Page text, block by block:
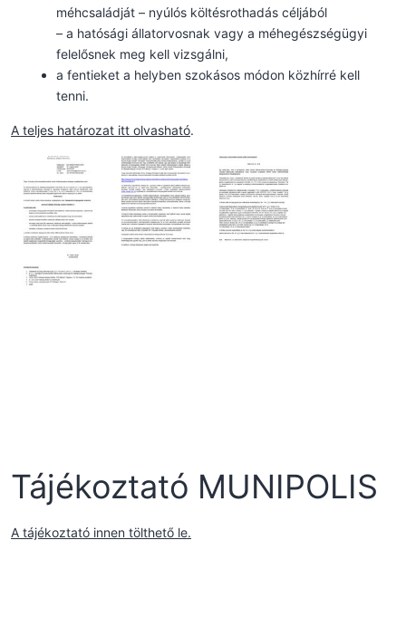
méhcsaládját – nyúlós költésrothadás céljából
– a hatósági állatorvosnak vagy a méhegészségügyi
felelősnek meg kell vizsgálni,
a fentieket a helyben szokásos módon közhírré kell
tenni.
A teljes határozat itt olvasható.
Tájékoztató MUNIPOLIS
A tájékoztató innen tölthető le.